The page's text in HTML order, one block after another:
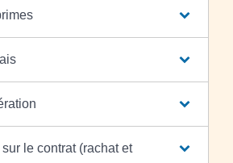
le contrat (rachat et